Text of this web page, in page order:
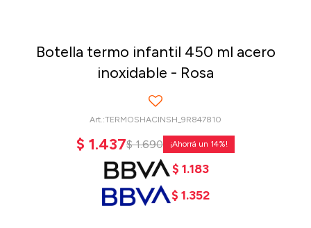
Botella termo infantil 450 ml acero
inoxidable - Rosa
TERMOSHACINSH_9R847810
$ 1.437$ 1.690 14
$ 1.183
$ 1.352